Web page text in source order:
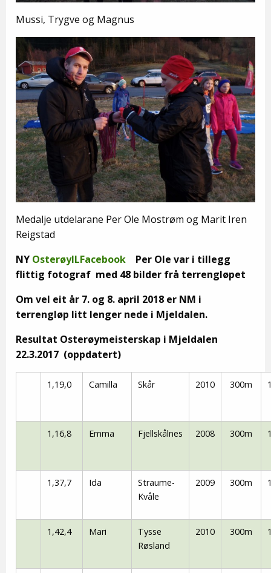
Mussi, Trygve og Magnus
Medalje utdelarane Per Ole Mostrøm og Marit Iren
Reigstad
NY OsterøyILFacebook Per Ole var i tillegg
flittig fotograf med 48 bilder frå terrengløpet
Om vel eit år 7. og 8. april 2018 er NM i
terrengløp litt lenger nede i Mjeldalen.
Resultat Osterøymeisterskap i Mjeldalen
22.3.2017 (oppdatert)
1,19,0 Camilla Skår 2010 300m
1,16,8 Emma Fjellskålnes 2008 300m
1,37,7 Ida
Straume-
Kvåle
2009 300m
1,42,4 Mari
Tysse
Røsland
2010 300m